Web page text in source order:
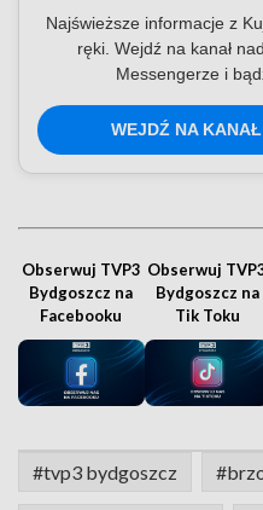
Najświeższe informacje z
ręki. Wejdź na kanał
Messengerze i
WEJDŹ NA
Obserwuj TVP3
Bydgoszcz na
Facebooku
Obserwuj
Bydgoszcz na
Tik Toku
#tvp3 bydgoszcz